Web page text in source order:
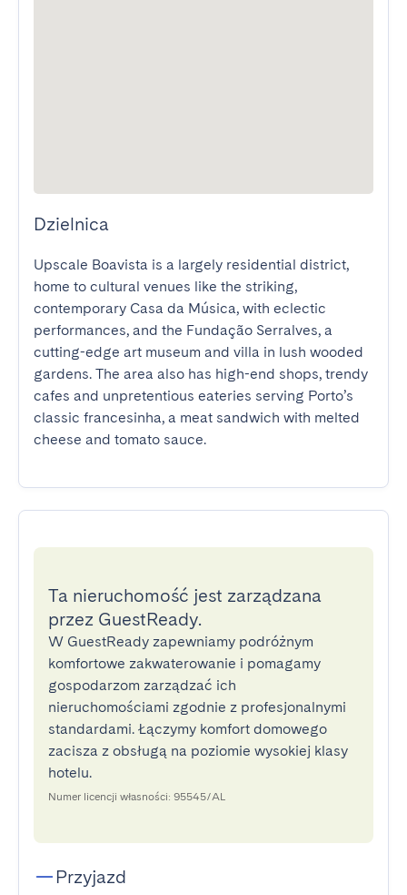
Dzielnica
Upscale Boavista is a largely residential district,
home to cultural venues like the striking,
contemporary Casa da Música, with eclectic
performances, and the Fundação Serralves, a
cutting-edge art museum and villa in lush wooded
gardens. The area also has high-end shops, trendy
cafes and unpretentious eateries serving Porto’s
classic francesinha, a meat sandwich with melted
cheese and tomato sauce.
Ta nieruchomość jest zarządzana
przez GuestReady.
W GuestReady zapewniamy podróżnym
komfortowe zakwaterowanie i pomagamy
gospodarzom zarządzać ich
nieruchomościami zgodnie z profesjonalnymi
standardami. Łączymy komfort domowego
zacisza z obsługą na poziomie wysokiej klasy
hotelu.
Numer licencji własności: 95545/AL
Przyjazd